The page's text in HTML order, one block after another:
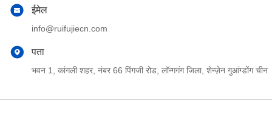
ईमेल
info@ruifujiecn.com
पता
भवन 1, कांगली शहर, नंबर 66 पिंगजी रोड, लॉन्गगंग जिला, शेन्ज़ेन गुआंग्डोंग चीन